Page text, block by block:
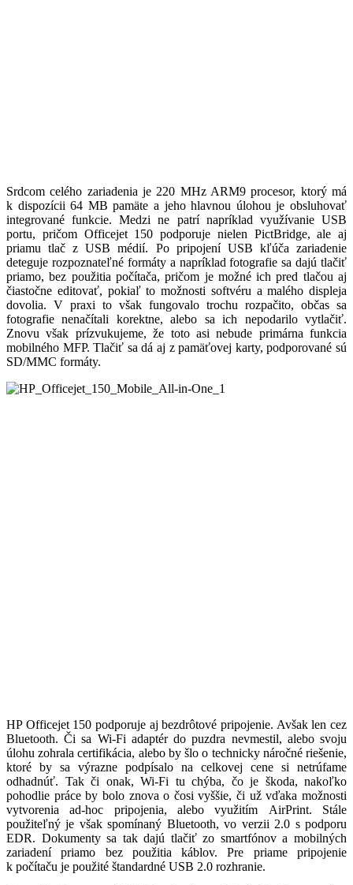
Srdcom celého zariadenia je 220 MHz ARM9 procesor, ktorý má
k dispozícii 64 MB pamäte a jeho hlavnou úlohou je obsluhovať
integrované funkcie. Medzi ne patrí napríklad využívanie USB
portu, pričom Officejet 150 podporuje nielen PictBridge, ale aj
priamu tlač z USB médií. Po pripojení USB kľúča zariadenie
deteguje rozpoznateľné formáty a napríklad fotografie sa dajú tlačiť
priamo, bez použitia počítača, pričom je možné ich pred tlačou aj
čiastočne editovať, pokiaľ to možnosti softvéru a malého displeja
dovolia. V praxi to však fungovalo trochu rozpačito, občas sa
fotografie nenačítali korektne, alebo sa ich nepodarilo vytlačiť.
Znovu však prízvukujeme, že toto asi nebude primárna funkcia
mobilného MFP. Tlačiť sa dá aj z pamäťovej karty, podporované sú
SD/MMC formáty.
HP Officejet 150 podporuje aj bezdrôtové pripojenie. Avšak len cez
Bluetooth. Či sa Wi-Fi adaptér do puzdra nevmestil, alebo svoju
úlohu zohrala certifikácia, alebo by šlo o technicky náročné riešenie,
ktoré by sa výrazne podpísalo na celkovej cene si netrúfame
odhadnúť. Tak či onak, Wi-Fi tu chýba, čo je škoda, nakoľko
pohodlie práce by bolo znova o čosi vyššie, či už vďaka možnosti
vytvorenia ad-hoc pripojenia, alebo využitím AirPrint. Stále
použiteľný je však spomínaný Bluetooth, vo verzii 2.0 s podporu
EDR. Dokumenty sa tak dajú tlačiť zo smartfónov a mobilných
zariadení priamo bez použitia káblov. Pre priame pripojenie
k počítaču je použité štandardné USB 2.0 rozhranie.